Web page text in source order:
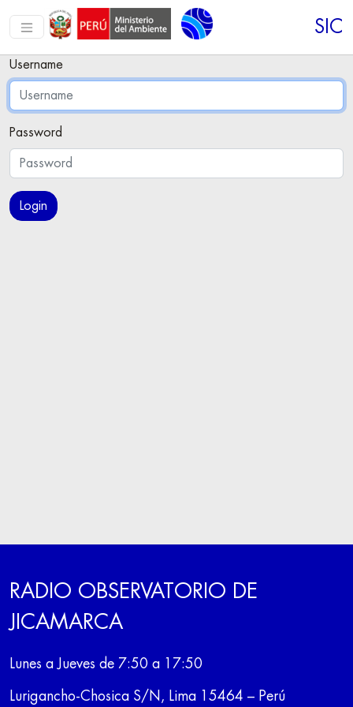
SIC
Username
Password
Login
RADIO OBSERVATORIO DE
JICAMARCA
Lunes a Jueves de 7:50 a 17:50
Lurigancho-Chosica S/N, Lima 15464 – Perú